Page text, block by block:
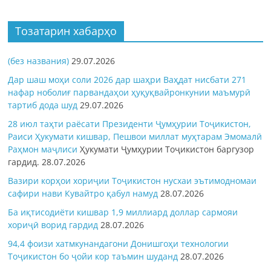
Тозатарин хабарҳо
(без названия) 29.07.2026
Дар шаш моҳи соли 2026 дар шаҳри Ваҳдат нисбати 271
нафар ноболиғ парвандаҳои ҳуқуқвайронкунии маъмурӣ
тартиб дода шуд 29.07.2026
28 июл таҳти раёсати Президенти Ҷумҳурии Тоҷикистон,
Раиси Ҳукумати кишвар, Пешвои миллат муҳтарам Эмомалӣ
Раҳмон маҷлисиҲукумати Ҷумҳурии Тоҷикистон баргузор
гардид.28.07.2026
Вазири корҳои хориҷии Тоҷикистон нусхаи эътимодномаи
сафири нави Кувайтро қабул намуд 28.07.2026
Ба иқтисодиёти кишвар 1,9 миллиард доллар сармояи
хориҷӣ ворид гардид 28.07.2026
94,4 фоизи хатмкунандагони Донишгоҳи технологии
Тоҷикистон бо ҷойи кор таъмин шуданд 28.07.2026